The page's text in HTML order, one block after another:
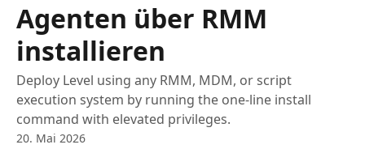
Agenten über RMM
installieren
Deploy Level using any RMM, MDM, or script
execution system by running the one-line install
command with elevated privileges.
20. Mai 2026